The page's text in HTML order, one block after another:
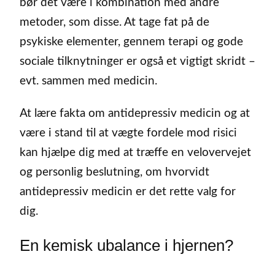
bør det være i kombination med andre
metoder, som disse. At tage fat på de
psykiske elementer, gennem terapi og gode
sociale tilknytninger er også et vigtigt skridt –
evt. sammen med medicin.
At lære fakta om antidepressiv medicin og at
være i stand til at vægte fordele mod risici
kan hjælpe dig med at træffe en velovervejet
og personlig beslutning, om hvorvidt
antidepressiv medicin er det rette valg for
dig.
En kemisk ubalance i hjernen?